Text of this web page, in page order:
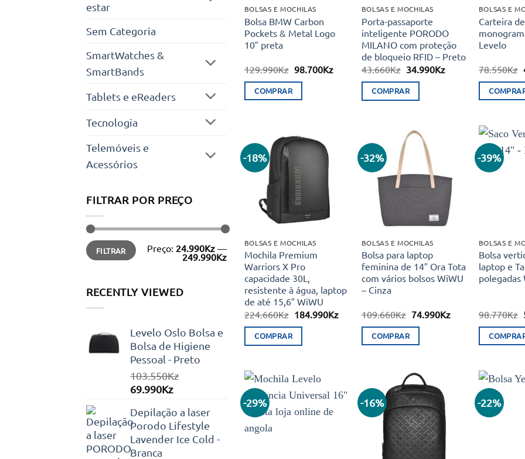
estar
Sem Categoria
SmartWatches &
SmartBands
Tablets e eReaders
Tecnologia
Telemóveis e
Acessórios
FILTRAR POR PREÇO
Preço
mínimo
Preço
máximo
FILTRAR Preço: 24.990Kz —
249.990Kz
RECENTLY VIEWED
Levelo Oslo Bolsa e
Bolsa de Higiene
Pessoal - Preto
103.550Kz
O
original
era:
103.550Kz.
69.990KzO
atual
é:
69.990Kz.
Depilação a laser
Porodo Lifestyle
Lavender Ice Cold -
Branca
BOLSAS E MOCHILAS
Bolsa BMW Carbon
Pockets & Metal Logo
10″ preta
129.990Kz O
era:
98.700KzO
COMPRAR
BOLSAS E MOCHILAS
Porta-passaporte
inteligente PORODO
MILANO com proteção
de bloqueio RFID – Preto
43.660Kz O
original
era:
34.990KzO
COMPRAR
BOLSAS E
Carteira
Levelo
78.550Kz
-18%
Adicionar
aos meus
BOLSAS E MOCHILAS
Mochila Premium
Warriors X Pro
capacidade 30L,
resistente à água, laptop
de até 15,6″ WiWU
224.660Kz O
era:
184.990KzO
COMPRAR
-32%
Adicionar
aos meus
desejos
BOLSAS E MOCHILAS
Bolsa para laptop
feminina de 14″ Ora Tota
com vários bolsos WiWU
– Cinza
109.660Kz O
era:
74.990KzO
COMPRAR
-39%
BOLSAS E
Bolsa
laptop e
polegadas
98.770Kz
-29%
Adicionar
aos meus
-16%
Adicionar
aos meus
desejos
-22%